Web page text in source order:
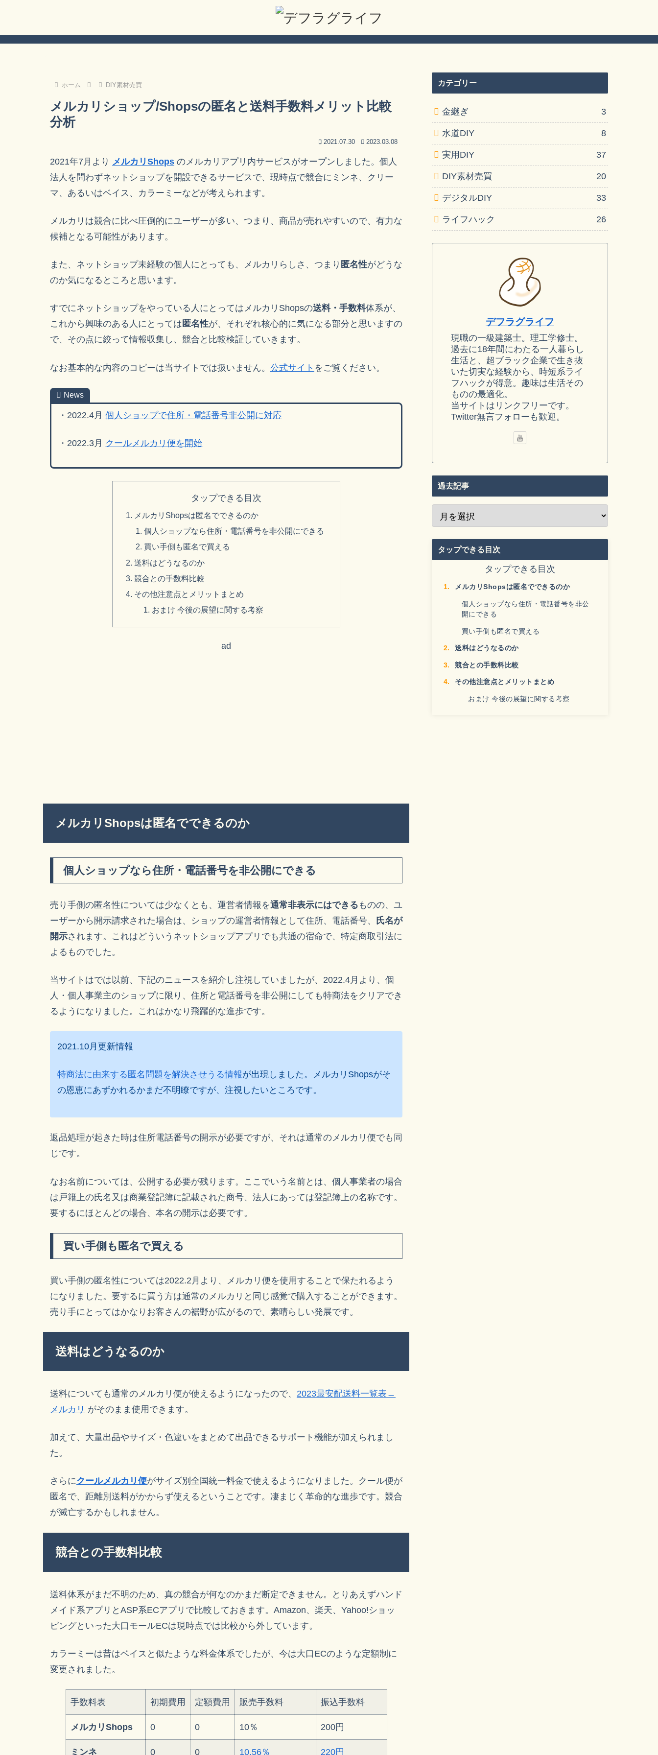
ホーム DIY素材売買
メルカリショップ/Shopsの匿名と送料手数料メリット比較
分析
2021.07.30 2023.03.08
2021年7月より メルカリShops のメルカリアプリ内サービスがオープンしました。個人
法人を問わずネットショップを開設できるサービスで、現時点で競合にミンネ、クリー
マ、あるいはベイス、カラーミーなどが考えられます。
メルカリは競合に比べ圧倒的にユーザーが多い、つまり、商品が売れやすいので、有力な
候補となる可能性があります。
また、ネットショップ未経験の個人にとっても、メルカリらしさ、つまり 匿名性がどうな
のか気になるところと思います。
すでにネットショップをやっている人にとってはメルカリShopsの送料・手数料体系が、
これから興味のある人にとっては 匿名性が、それぞれ核心的に気になる部分と思いますの
で、その点に絞って情報収集し、競合と比較検証していきます。
なお基本的な内容のコピーは当サイトでは扱いません。 公式サイト をご覧ください。
News
・2022.4月個人ショップで住所・電話番号非公開に対応
・2022.3月 クールメルカリ便を開始
タップできる目次
メルカリShopsは匿名でできるのか
個人ショップなら住所・電話番号を非公開にできる
買い手側も匿名で買える
送料はどうなるのか
競合との手数料比較
その他注意点とメリットまとめ
おまけ 今後の展望に関する考察
ad
メルカリShopsは匿名でできるのか
個人ショップなら住所・電話番号を非公開にできる
売り手側の匿名性については少なくとも、運営者情報を通常非表示にはできる ものの、ユ
ーザーから開示請求された場合は、ショップの運営者情報として住所、電話番号、
氏名が
開示されます。これはどういうネットショップアプリでも共通の宿命で、特定商取引法に
よるものでした。
当サイトはでは以前、下記のニュースを紹介し注視していましたが、2022.4月より、個
人・個人事業主のショップに限り、住所と電話番号を非公開にしても特商法をクリアでき
るようになりました。これはかなり飛躍的な進歩です。
2021.10月更新情報
特商法に由来する匿名問題を解決させうる情報が出現しました。メルカリShopsがそ
の恩恵にあずかれるかまだ不明瞭ですが、注視したいところです。
返品処理が起きた時は住所電話番号の開示が必要ですが、それは通常のメルカリ便でも同
じです。
なお名前については、公開する必要が残ります。ここでいう名前とは、個人事業者の場合
は戸籍上の氏名又は商業登記簿に記載された商号、法人にあっては登記簿上の名称です。
要するにほとんどの場合、本名の開示は必要です。
買い手側も匿名で買える
買い手側の匿名性については2022.2月より、メルカリ便を使用することで保たれるよう
になりました。要するに買う方は通常のメルカリと同じ感覚で購入することができます。
売り手にとってはかなりお客さんの裾野が広がるので、素晴らしい発展です。
送料はどうなるのか
送料についても通常のメルカリ便が使えるようになったので、 2023最安配送料一覧表﹘
メルカリ がそのまま使用できます。
加えて、大量出品やサイズ・色違いをまとめて出品できるサポート機能が加えられまし
た。
さらにクールメルカリ便がサイズ別全国統一料金で使えるようになりました。クール便が
匿名で、距離別送料がかからず使えるということです。凄まじく革命的な進歩です。競合
が滅亡するかもしれません。
競合との手数料比較
送料体系がまだ不明のため、真の競合が何なのかまだ断定できません。とりあえずハンド
メイド系アプリとASP系ECアプリで比較しておきます。Amazon、楽天、Yahoo!ショッ
ピングといった大口モールECは現時点では比較から外しています。
カラーミーは昔はベイスと似たような料金体系でしたが、今は大口ECのような定額制に
変更されました。
手数料表 初期費用 定額費用 販売手数料 振込手数料
メルカリShops 0 0 10％ 200円
ミンネ 0 0 10.56％ 220円
カテゴリー
金継ぎ 3
水道DIY 8
実用DIY 37
DIY素材売買 20
デジタルDIY 33
ライフハック 26
デフラグライフ
現職の一級建築士。理工学修士。
過去に18年間にわたる一人暮らし
生活と、超ブラック企業で生き抜
いた切実な経験から、時短系ライ
フハックが得意。趣味は生活その
ものの最適化。
当サイトはリンクフリーです。
Twitter無言フォローも歓迎。
過去記事
タップできる目次
タップできる目次
メルカリShopsは匿名でできるのか
個人ショップなら住所・電話番号を非公
開にできる
買い手側も匿名で買える
送料はどうなるのか
競合との手数料比較
その他注意点とメリットまとめ
おまけ 今後の展望に関する考察